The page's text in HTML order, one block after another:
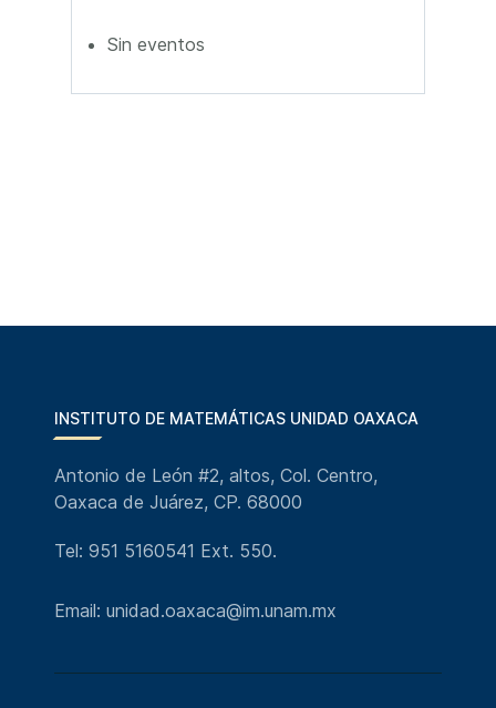
Sin eventos
INSTITUTO DE MATEMÁTICAS UNIDAD OAXACA
Antonio de León #2, altos, Col. Centro,
Oaxaca de Juárez, CP. 68000
Tel: 951 5160541 Ext. 550.
Email: unidad.oaxaca@im.unam.mx